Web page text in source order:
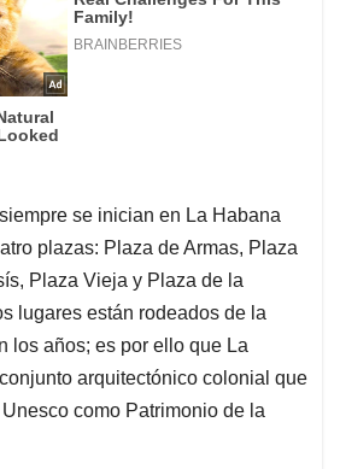
se inician en La Habana
plazas: Plaza de Armas, Plaza
Plaza Vieja y Plaza de la
lugares están rodeados de la
los años; es por ello que La
arquitectónico colonial que
como Patrimonio de la